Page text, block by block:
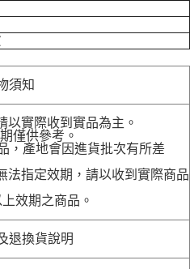
須知
以實際收到實品為主。
僅供參考。
，產地會因進貨批次有所差
法指定效期，請以收到實際商品
效期之商品。
退換貨說明